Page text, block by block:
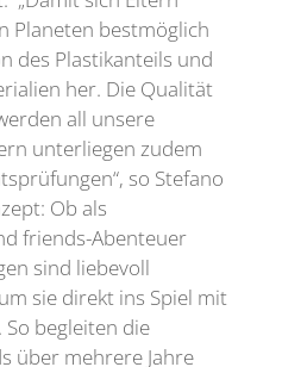
Planeten bestmöglich
des Plastikanteils und
her. Die Qualität
all unsere
unterliegen zudem
so Stefano
Ob als
friends-Abenteuer
sind liebevoll
sie direkt ins Spiel mit
begleiten die
über mehrere Jahre